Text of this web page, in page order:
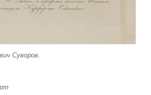
Суворов.